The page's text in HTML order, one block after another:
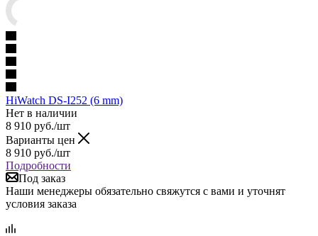
HiWatch DS-I252 (6 mm)
Нет в наличии
8 910 руб./шт
Варианты цен
8 910 руб./шт
Подробности
Под заказ
Наши менеджеры обязательно свяжутся с вами и уточнят
условия заказа